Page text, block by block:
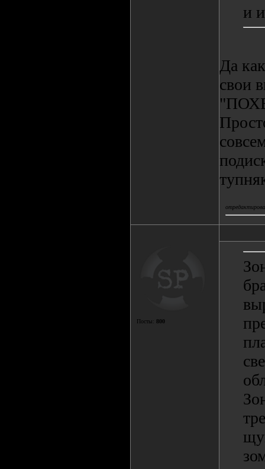
и
Да
свои
Посты: 800